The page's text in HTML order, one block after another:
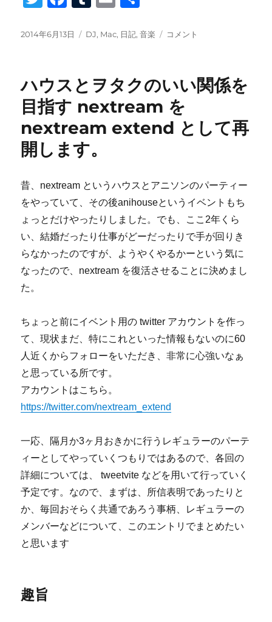
tt
c
b
o
k
m
r
ail
投
2014年6月13日
カ
ー
DJ, Mac, 日記,音楽
Macbook
っ
よ
traktor
の
windows
か
mac
に
移
し
コメント
ハウスとヲタクのいい関係を
目指す nextream を
nextream extend として再
開します。
昔、nextream というハウスとアニソンのパーティー
をやっていて、その後anihouseというイベントもち
ょっとだけやったりしました。でも、ここ2年くら
い、結婚だったり仕事がどーだったりで手が回りき
らなかったのですが、ようやくやるかーという気に
なったので、nextream を復活させることに決めまし
た。
ちょっと前にイベント用の twitter アカウントを作っ
て、現状まだ、特にこれといった情報もないのに60
人近くからフォローをいただき、非常に心強いなぁ
と思っている所です。
アカウントはこちら。
https://twitter.com/nextream_extend
一応、隔月か3ヶ月おきかに行うレギュラーのパーテ
ィーとしてやっていくつもりではあるので、各回の
詳細については、 tweetvite などを用いて行っていく
予定です。なので、まずは、所信表明であったりと
か、毎回おそらく共通であろう事柄、レギュラーの
メンバーなどについて、このエントリでまとめたい
と思います
趣旨